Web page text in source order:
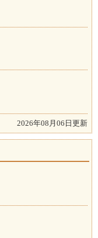
2026年08月06日更新